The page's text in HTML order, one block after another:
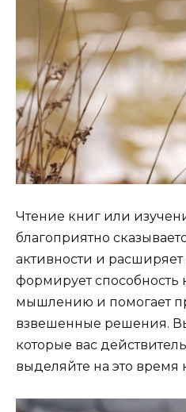
Чтение книг или
благоприятно
активности и расширяет
формирует способность
мышлению и помогает
взвешенные решения.
которые вас
выделяйте на это